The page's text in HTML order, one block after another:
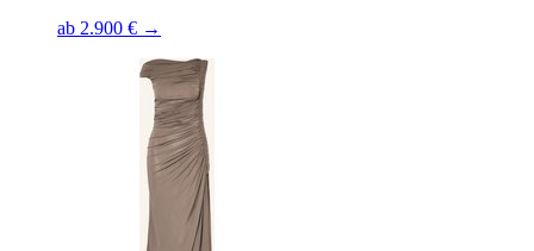
ab 2.900 € →